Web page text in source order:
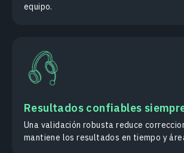
equipo.
Resultados confiables
Una validación robusta reduce
mantiene los resultados en tiempo y